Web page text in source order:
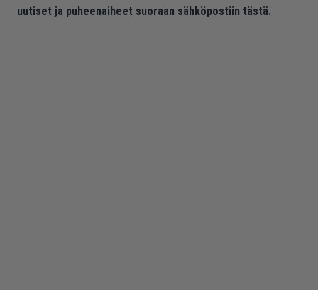
uutiset ja puheenaiheet suoraan sähköpostiin tästä.